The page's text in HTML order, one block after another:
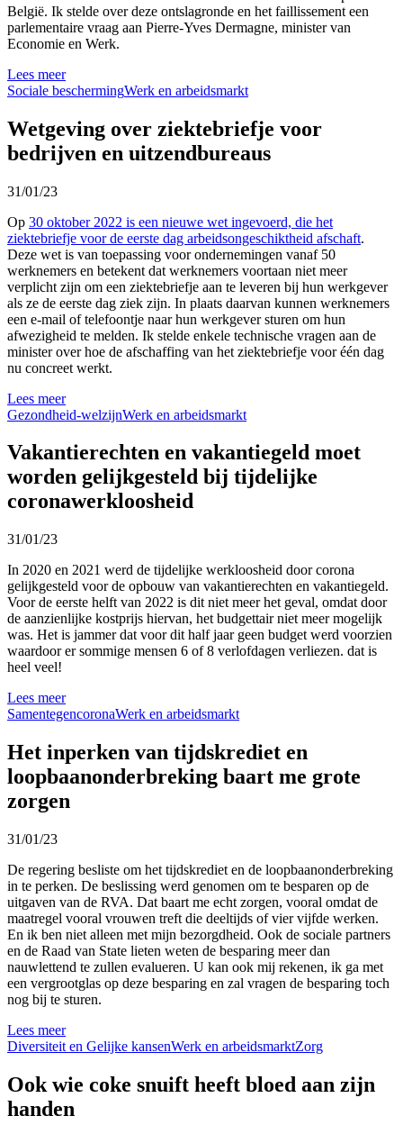
België. Ik stelde over deze ontslagronde en het faillissement een
parlementaire vraag aan Pierre-Yves Dermagne, minister van
Economie en Werk.
Lees meer
Sociale beschermingWerk en arbeidsmarkt
Wetgeving over ziektebriefje voor
bedrijven en uitzendbureaus
31/01/23
Op 30 oktober 2022 is een nieuwe wet ingevoerd, die het
ziektebriefje voor de eerste dag arbeidsongeschiktheid afschaft.
Deze wet is van toepassing voor ondernemingen vanaf 50
werknemers en betekent dat werknemers voortaan niet meer
verplicht zijn om een ziektebriefje aan te leveren bij hun werkgever
als ze de eerste dag ziek zijn. In plaats daarvan kunnen werknemers
een e-mail of telefoontje naar hun werkgever sturen om hun
afwezigheid te melden. Ik stelde enkele technische vragen aan de
minister over hoe de afschaffing van het ziektebriefje voor één dag
nu concreet werkt.
Lees meer
Gezondheid-welzijnWerk en arbeidsmarkt
Vakantierechten en vakantiegeld moet
worden gelijkgesteld bij tijdelijke
coronawerkloosheid
31/01/23
In 2020 en 2021 werd de tijdelijke werkloosheid door corona
gelijkgesteld voor de opbouw van vakantierechten en vakantiegeld.
Voor de eerste helft van 2022 is dit niet meer het geval, omdat door
de aanzienlijke kostprijs hiervan, het budgettair niet meer mogelijk
was. Het is jammer dat voor dit half jaar geen budget werd voorzien
waardoor er sommige mensen 6 of 8 verlofdagen verliezen. dat is
heel veel!
Lees meer
SamentegencoronaWerk en arbeidsmarkt
Het inperken van tijdskrediet en
loopbaanonderbreking baart me grote
zorgen
31/01/23
De regering besliste om het tijdskrediet en de loopbaanonderbreking
in te perken. De beslissing werd genomen om te besparen op de
uitgaven van de RVA. Dat baart me echt zorgen, vooral omdat de
maatregel vooral vrouwen treft die deeltijds of vier vijfde werken.
En ik ben niet alleen met mijn bezorgdheid. Ook de sociale partners
en de Raad van State lieten weten de besparing meer dan
nauwlettend te zullen evalueren. U kan ook mij rekenen, ik ga met
een vergrootglas op deze besparing en zal vragen de besparing toch
nog bij te sturen.
Lees meer
Diversiteit en Gelijke kansenWerk en arbeidsmarktZorg
Ook wie coke snuift heeft bloed aan zijn
handen